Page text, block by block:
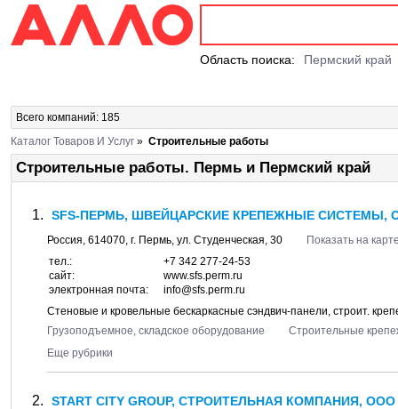
Область поиска: Пермский край
Всего компаний: 185
Каталог Товаров И Услуг » Строительные работы
Строительные работы. Пермь и Пермский край
SFS-ПЕРМЬ, ШВЕЙЦАРСКИЕ КРЕПЕЖНЫЕ СИСТЕМЫ,
Россия, 614070, г. Пермь, ул. Студенческая, 30
Показать на
тел.:
+7 342 277-24-53
сайт:
www.sfs.perm.ru
электронная почта:
info@sfs.perm.ru
Стеновые и кровельные бескаркасные сэндвич-панели, строит.
Грузоподъемное, складское оборудование
Строительные
Еще рубрики
START CITY GROUP, СТРОИТЕЛЬНАЯ КОМПАНИЯ, ООО